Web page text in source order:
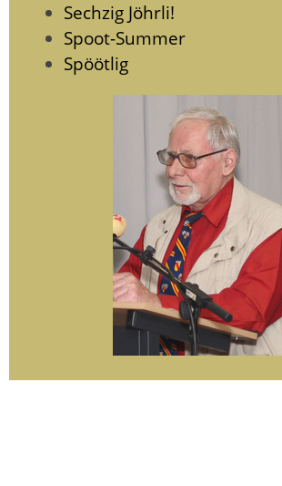
Sechzig Jöhrli!
Spoot-Summer
Spöötlig